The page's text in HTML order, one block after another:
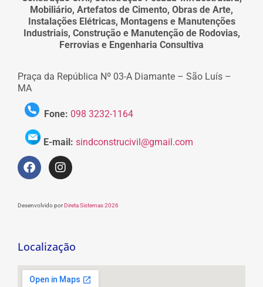
Mobiliário, Artefatos de Cimento, Obras de Arte,
Instalações Elétricas, Montagens e Manutenções
Industriais, Construção e Manutenção de Rodovias,
Ferrovias e Engenharia Consultiva
Praça da República Nº 03-A Diamante – São Luís –
MA
Fone: 098 3232-1164
E-mail: sindconstrucivil@gmail.com
Desenvolvido porDireta Sistemas 2026
Localização